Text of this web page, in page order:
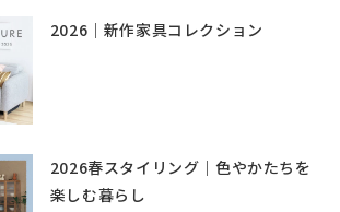
2026｜新作家具コレクション
2026春スタイリング｜色やかたちを
楽しむ暮らし